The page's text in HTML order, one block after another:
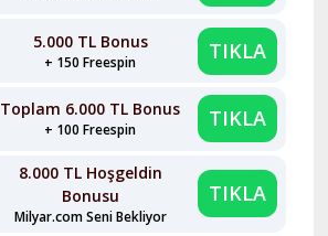
5.000 TL Bonus
+ 150 Freespin TIKLA
Toplam 6.000 TL Bonus
+ 100 Freespin TIKLA
8.000 TL Hoşgeldin
Bonusu
Milyar.com Seni Bekliyor
TIKLA